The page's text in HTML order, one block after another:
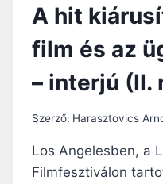
A hit
film és az
– interjú (II.
Szerző: Harasztovics
Los Angelesben, a
Filmfesztiválon